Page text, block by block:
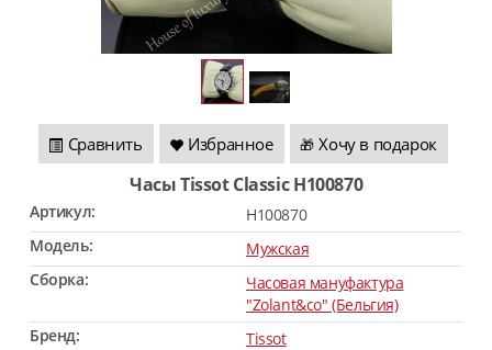
Сравнить Избранное 🎁 Хочу в подарок
Часы Tissot Classic H100870
Артикул:
H100870
Модель:
Мужская
Сборка:
Часовая мануфактура
"Zolant&co" (Бельгия)
Бренд:
Tissot